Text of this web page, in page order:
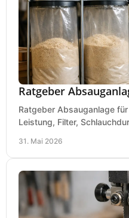
Ratgeber
Ratgeber Absauganlage
Leistung, Filter,
31. Mai 2026